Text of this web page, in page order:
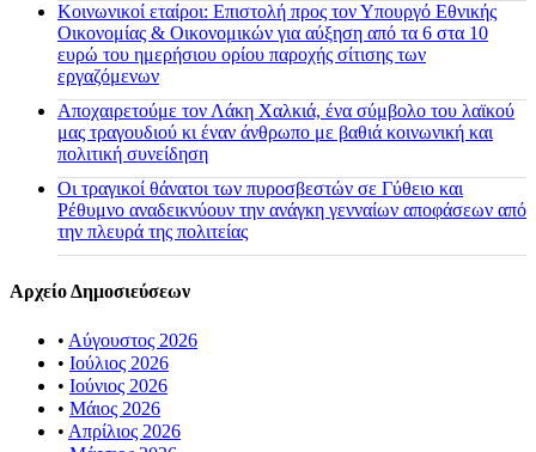
Κοινωνικοί εταίροι: Επιστολή προς τον Υπουργό Εθνικής
Οικονομίας & Οικονομικών για αύξηση από τα 6 στα 10
ευρώ του ημερήσιου ορίου παροχής σίτισης των
εργαζόμενων
Αποχαιρετούμε τον Λάκη Χαλκιά, ένα σύμβολο του λαϊκού
μας τραγουδιού κι έναν άνθρωπο με βαθιά κοινωνική και
πολιτική συνείδηση
Οι τραγικοί θάνατοι των πυροσβεστών σε Γύθειο και
Ρέθυμνο αναδεικνύουν την ανάγκη γενναίων αποφάσεων από
την πλευρά της πολιτείας
Αρχείο Δημοσιεύσεων
• Αύγουστος 2026
• Ιούλιος 2026
• Ιούνιος 2026
• Μάιος 2026
• Απρίλιος 2026